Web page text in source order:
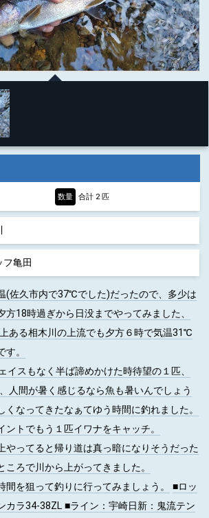
数量 合計 2 匹
フ亀田
(佐久市内で37℃でした)だったので、多少は
方18時過ぎから日没までやってみました、
ある相木川の上流でも夕方６時で気温31℃
。
イスもなく半ば諦めかけた時待望の１匹、
人間が暑く感じるなら魚も暑いんでしょう
くなってきたなぁてゆう時間に釣れました。
ントでもう１匹イワナをキャッチ。
やってると帰り道は真っ暗になりそうだった
ころで川から上がってきました。
間を狙って釣りに行ってみましょう。
■ロッ
カラ34-38ZL■ライン ：宇崎日新：鬼流テン